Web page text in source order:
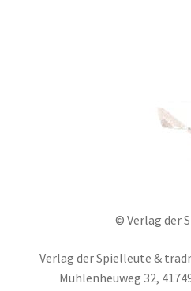
© Verlag der
Verlag der Spielleute &
Mühlenheuweg 32,